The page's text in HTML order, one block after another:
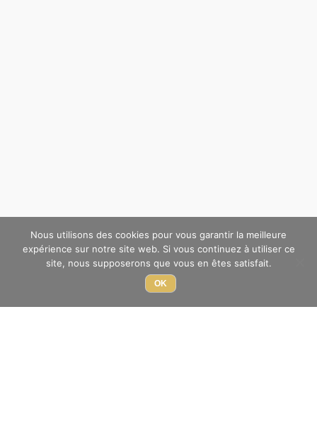
Nous utilisons des cookies pour vous garantir la meilleure
expérience sur notre site web. Si vous continuez à utiliser ce
site, nous supposerons que vous en êtes satisfait.
OK